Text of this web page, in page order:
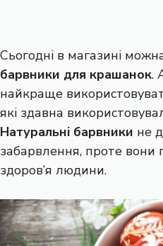
Сьогодні в магазині
барвники для крашанок.
найкраще
які здавна
Натуральні барвники не
забарвлення, проте вони
здоров’я людини.